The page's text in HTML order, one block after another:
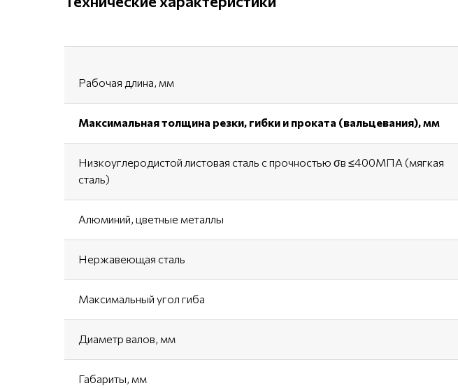
Рабочая длина, мм
Максимальная толщина резки, гибки и проката (вальцевания), мм
Низкоуглеродистой листовая сталь с прочностью σв ≤400МПА (мягкая
сталь)
Алюминий, цветные металлы
Нержавеющая сталь
Максимальный угол гиба
Диаметр валов, мм
Габариты, мм